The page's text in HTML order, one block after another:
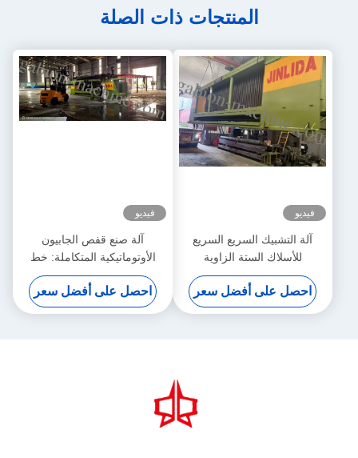
المنتجات ذات الصلة
فيديو
آلة التشبيك السريع السريع
للأسلاك الستة الزاوية
احصل على أفضل سعر
فيديو
آلة صنع قفص الجابيون
الأوتوماتيكية المتكاملة: خط
تجميع صناعي لإنتاج سلال
الجابيون بسرعة
احصل على أفضل سعر